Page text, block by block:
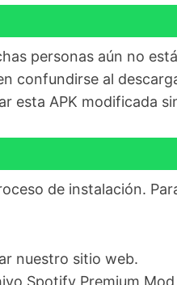
personas aún no
confundirse al
esta APK modificada
de instalación.
nuestro sitio web.
Spotify Premium Mod